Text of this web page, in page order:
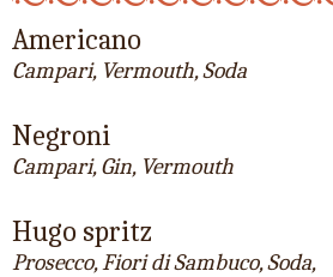
Americano
Campari, Vermouth, Soda
Negroni
Campari, Gin, Vermouth
Hugo spritz
Prosecco, Fiori di Sambuco, Soda,